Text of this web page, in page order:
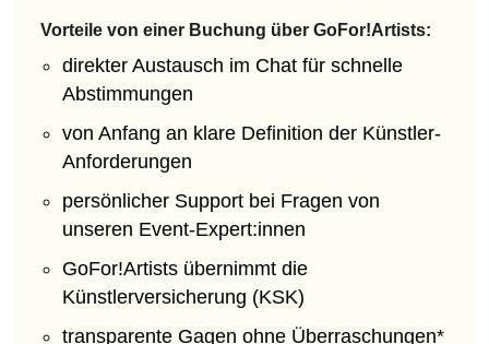
Vorteile von einer Buchung über GoFor!Artists:
direkter Austausch im Chat für schnelle
Abstimmungen
von Anfang an klare Definition der Künstler-
Anforderungen
persönlicher Support bei Fragen von
unseren Event-Expert:innen
GoFor!Artists übernimmt die
Künstlerversicherung (KSK)
transparente Gagen ohne Überraschungen*